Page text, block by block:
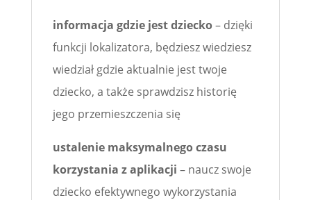
informacja gdzie jest dziecko– dzięki
funkcji lokalizatora, będziesz wiedziesz
wiedział gdzie aktualnie jest twoje
dziecko, a także sprawdzisz historię
jego przemieszczenia się
ustalenie maksymalnego czasu
korzystania z aplikacji – naucz swoje
dziecko efektywnego wykorzystania